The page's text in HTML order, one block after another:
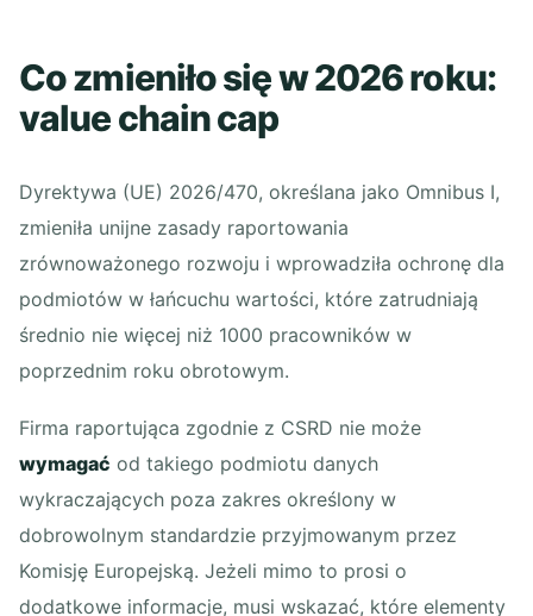
Co zmieniło się w 2026 roku:
value chain cap
Dyrektywa (UE) 2026/470, określana jako Omnibus I,
zmieniła unijne zasady raportowania
zrównoważonego rozwoju i wprowadziła ochronę dla
podmiotów w łańcuchu wartości, które zatrudniają
średnio nie więcej niż 1000 pracowników w
poprzednim roku obrotowym.
Firma raportująca zgodnie z CSRD nie może
wymagać od takiego podmiotu danych
wykraczających poza zakres określony w
dobrowolnym standardzie przyjmowanym przez
Komisję Europejską. Jeżeli mimo to prosi o
dodatkowe informacje, musi wskazać, które elementy